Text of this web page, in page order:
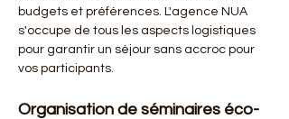
budgets et préférences. L'agence NUA
s'occupe de tous les aspects logistiques
pour garantir un séjour sans accroc pour
vos participants.
Organisation de séminaires éco-